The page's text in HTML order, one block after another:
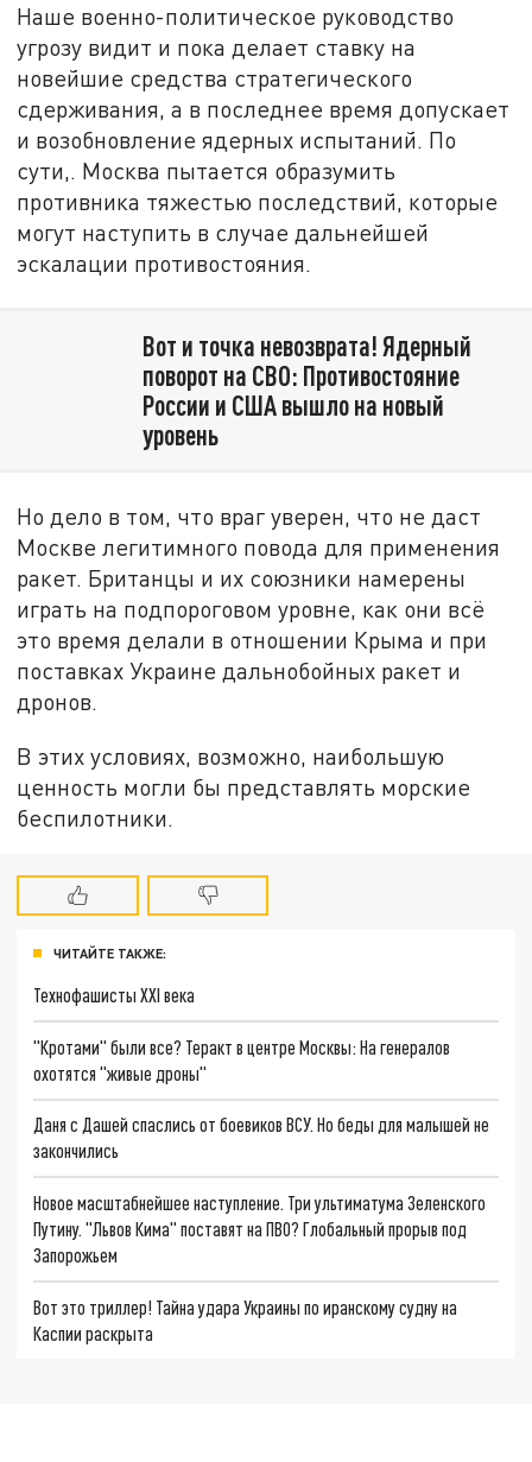
Наше военно-политическое руководство
угрозу видит и пока делает ставку на
новейшие средства стратегического
сдерживания, а в последнее время допускает
и возобновление ядерных испытаний. По
сути,. Москва пытается образумить
противника тяжестью последствий, которые
могут наступить в случае дальнейшей
эскалации противостояния.
Вот и точка невозврата! Ядерный
поворот на СВО: Противостояние
России и США вышло на новый
уровень
Но дело в том, что враг уверен, что не даст
Москве легитимного повода для применения
ракет. Британцы и их союзники намерены
играть на подпороговом уровне, как они всё
это время делали в отношении Крыма и при
поставках Украине дальнобойных ракет и
дронов.
В этих условиях, возможно, наибольшую
ценность могли бы представлять морские
беспилотники.
ЧИТАЙТЕ ТАКЖЕ:
Технофашисты XXI века
"Кротами" были все? Теракт в центре Москвы: На генералов
охотятся "живые дроны"
Даня с Дашей спаслись от боевиков ВСУ. Но беды для малышей не
закончились
Новое масштабнейшее наступление. Три ультиматума Зеленского
Путину. "Львов Кима" поставят на ПВО? Глобальный прорыв под
Запорожьем
Вот это триллер! Тайна удара Украины по иранскому судну на
Каспии раскрыта